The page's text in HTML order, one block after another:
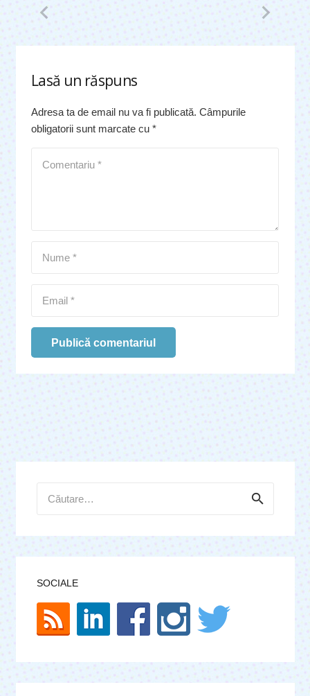
Lasă un răspuns
Adresa ta de email nu va fi publicată. Câmpurile
obligatorii sunt marcate cu *
Publică comentariul
după:
SOCIALE